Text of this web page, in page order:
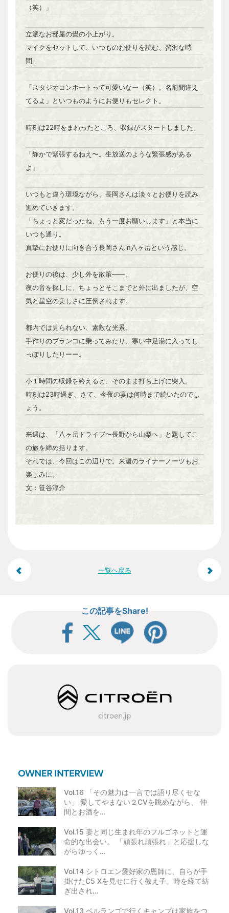
（笑）」
立派なお部屋の畳の小上がり。
マイクをセットして、いつものお便りを読む、贅沢な時
間。
「スタジオコンポートって可愛いなー（笑）。名前間違え
てるよ」といつものようにお便りもセレクト。
時刻は22時をまわったところ、収録がスタートしました。
「静かで緊張するねえ〜。生放送のような緊張感がある
よ」
いつもと違う環境ながら、長岡さんは淡々とお便りを読み
進めていきます。
「ちょっと変だったね、もう一度お願いします」と本当に
いつも通り。
真摯にお便りに向き合う長岡さんin八ヶ岳という感じ。
お便りの後は、少し外を散策――。
夜の音を探しに、ちょっとそこまでと外に出ましたが、空
気と星空の美しさに圧倒されます。
都内では見られない、素敵な光景。
手作りのブランコに乗ってみたり、寒い中足湯に入ってし
っぽりしたりーー。
小１時間の収録を終えると、そのまま打ち上げに突入。
時刻は23時過ぎ、さて、今夜の宴は何時まで続いたのでし
ょう。
来週は、「八ヶ岳ドライブ〜長野から山梨へ」と題してこ
の旅を締め括ります。
それでは、今回はこの辺りで。来週のライナーノーツもお
楽しみに。
文：笹谷淳介
投
一覧へ戻る
この記事をShare!
Vol.16 「その魅力は一言では語り尽くせな
い」 愛してやまない２CVを眺めながら、 仲
間とお酒を…
Vol.15 妻と同じ生まれ年のフルゴネットと運
命的な出会い。 「頑張れ頑張れ」と応援しな
がらゆっく…
Vol.14 シトロエン愛好家の恩師に、自らが手
掛けたC5 Xを見せに行く教え子。時を経て紡
ぎ出され…
Vol.13 ベルランゴで行くキャンプは家族をつ